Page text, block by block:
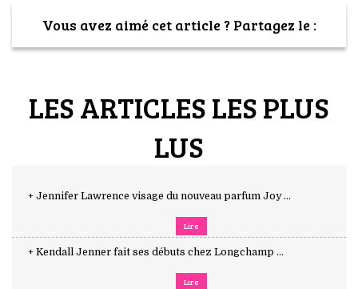
Vous avez aimé cet article ? Partagez le :
LES ARTICLES LES PLUS
LUS
+ Jennifer Lawrence visage du nouveau parfum Joy ...
Lire
+ Kendall Jenner fait ses débuts chez Longchamp ...
Lire